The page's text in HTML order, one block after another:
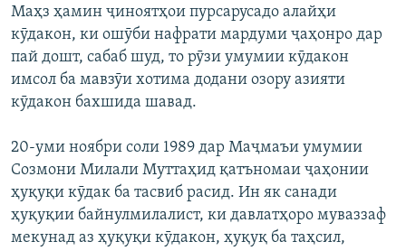
Маҳз ҳамин ҷиноятҳои пурсарусадо алайҳи
кӯдакон, ки ошӯби нафрати мардуми ҷаҳонро дар
пай дошт, сабаб шуд, то рӯзи умумии кӯдакон
имсол ба мавзӯи хотима додани озору азияти
кӯдакон бахшида шавад.
20-уми ноябри соли 1989 дар Маҷмаъи умумии
Созмони Милали Муттаҳид қатъномаи ҷаҳонии
ҳуқуқи кӯдак ба тасвиб расид. Ин як санади
ҳуқуқии байнулмилалист, ки давлатҳоро муваззаф
мекунад аз ҳуқуқи кӯдакон, ҳуқуқ ба таҳсил,